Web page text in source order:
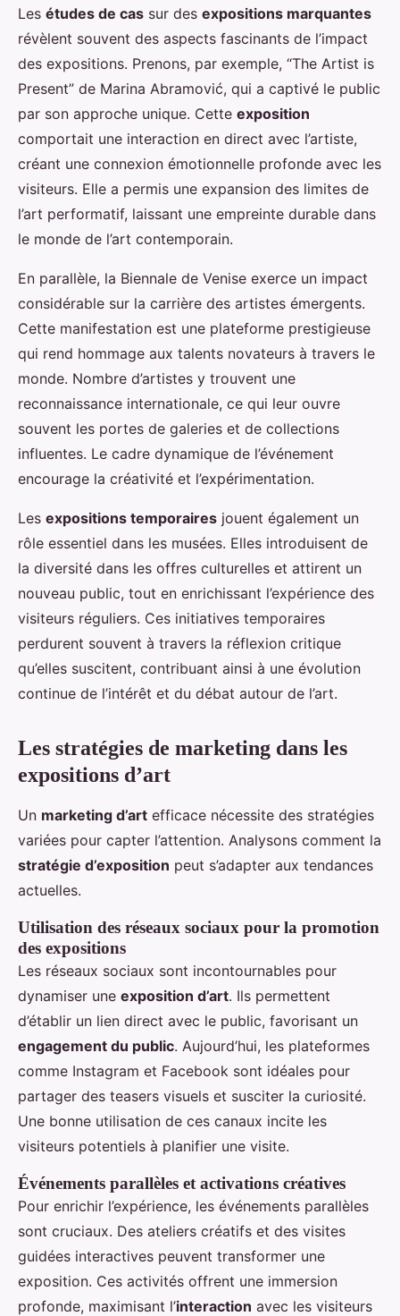
Les études de cas sur des expositions marquantes
révèlent souvent des aspects fascinants de l’impact
des expositions. Prenons, par exemple, “The Artist is
Present” de Marina Abramović, qui a captivé le public
par son approche unique. Cette exposition
comportait une interaction en direct avec l’artiste,
créant une connexion émotionnelle profonde avec les
visiteurs. Elle a permis une expansion des limites de
l’art performatif, laissant une empreinte durable dans
le monde de l’art contemporain.
En parallèle, la Biennale de Venise exerce un impact
considérable sur la carrière des artistes émergents.
Cette manifestation est une plateforme prestigieuse
qui rend hommage aux talents novateurs à travers le
monde. Nombre d’artistes y trouvent une
reconnaissance internationale, ce qui leur ouvre
souvent les portes de galeries et de collections
influentes. Le cadre dynamique de l’événement
encourage la créativité et l’expérimentation.
Les expositions temporaires jouent également un
rôle essentiel dans les musées. Elles introduisent de
la diversité dans les offres culturelles et attirent un
nouveau public, tout en enrichissant l’expérience des
visiteurs réguliers. Ces initiatives temporaires
perdurent souvent à travers la réflexion critique
qu’elles suscitent, contribuant ainsi à une évolution
continue de l’intérêt et du débat autour de l’art.
Les stratégies de marketing dans les
expositions d’art
Un marketing d’art efficace nécessite des stratégies
variées pour capter l’attention. Analysons comment la
stratégie d’exposition peut s’adapter aux tendances
actuelles.
Utilisation des réseaux sociaux pour la promotion
des expositions
Les réseaux sociaux sont incontournables pour
dynamiser une exposition d’art. Ils permettent
d’établir un lien direct avec le public, favorisant un
engagement du public. Aujourd’hui, les plateformes
comme Instagram et Facebook sont idéales pour
partager des teasers visuels et susciter la curiosité.
Une bonne utilisation de ces canaux incite les
visiteurs potentiels à planifier une visite.
Événements parallèles et activations créatives
Pour enrichir l’expérience, les événements parallèles
sont cruciaux. Des ateliers créatifs et des visites
guidées interactives peuvent transformer une
exposition. Ces activités offrent une immersion
profonde, maximisant l’interaction avec les visiteurs